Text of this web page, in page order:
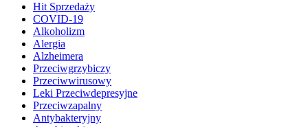
Hit Sprzedaży
COVID-19
Alkoholizm
Alergia
Alzheimera
Przeciwgrzybiczy
Przeciwwirusowy
Leki Przeciwdepresyjne
Przeciwzapalny
Antybakteryjny